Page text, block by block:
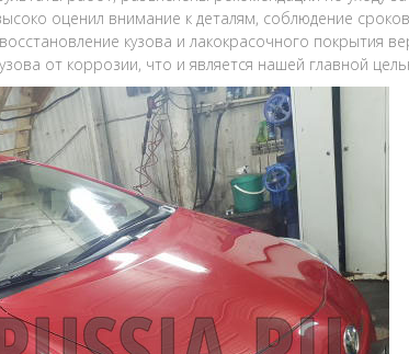
оценил внимание к деталям, соблюдение
кузова и лакокрасочного покрытия
от коррозии, что и является нашей главной